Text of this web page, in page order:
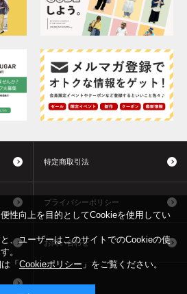
特定商取引法
プライバシーポリシー
お問い合わせ
性向上を目的としてCookieを使用してい
、ユーザーはこのサイトでのCookieの使
。
「 Cookieポリシー 」をご覧ください。